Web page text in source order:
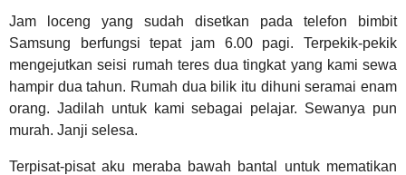
Jam loceng yang sudah disetkan pada telefon bimbit
Samsung berfungsi tepat jam 6.00 pagi. Terpekik-pekik
mengejutkan seisi rumah teres dua tingkat yang kami sewa
hampir dua tahun. Rumah dua bilik itu dihuni seramai enam
orang. Jadilah untuk kami sebagai pelajar. Sewanya pun
murah. Janji selesa.
Terpisat-pisat aku meraba bawah bantal untuk mematikan